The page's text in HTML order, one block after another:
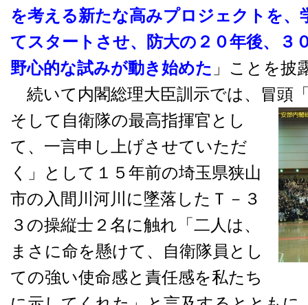
を考える新たな高みプロジェクトを、
てスタートさせ、防大の２０年後、３
野心的な試みが動き始めた 」ことを披
続いて内閣総理大臣訓示では、冒頭
そして自衛隊の最高指揮官とし
て、一言申し上げさせていただ
く」として１５年前の埼玉県狭山
市の入間川河川に墜落したＴ－３
３の操縦士２名に触れ「二人は、
まさに命を懸けて、自衛隊員とし
ての強い使命感と責任感を私たち